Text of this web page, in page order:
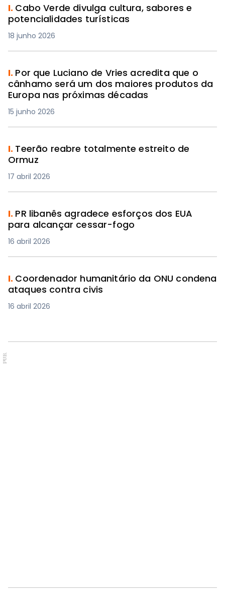
I. Cabo Verde divulga cultura, sabores e
potencialidades turísticas
18 junho 2026
I. Por que Luciano de Vries acredita que o
cânhamo será um dos maiores produtos da
Europa nas próximas décadas
15 junho 2026
I. Teerão reabre totalmente estreito de
Ormuz
17 abril 2026
I. PR libanês agradece esforços dos EUA
para alcançar cessar-fogo
16 abril 2026
I. Coordenador humanitário da ONU condena
ataques contra civis
16 abril 2026
PUB.